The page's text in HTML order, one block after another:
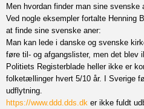
Men hvordan finder man sine svenske
Ved nogle eksempler fortalte Henning
at finde sine svenske aner:
Man kan lede i danske og svenske
føre til- og afgangslister, men det blev
Politiets Registerblade heller ikke er
folketællinger hvert 5/10 år. I Sverige
udflytning.
https://www.ddd.dds.dk er ikke fuldt